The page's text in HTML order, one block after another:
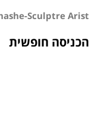
Sculptre Arist
הכניסה חופשית